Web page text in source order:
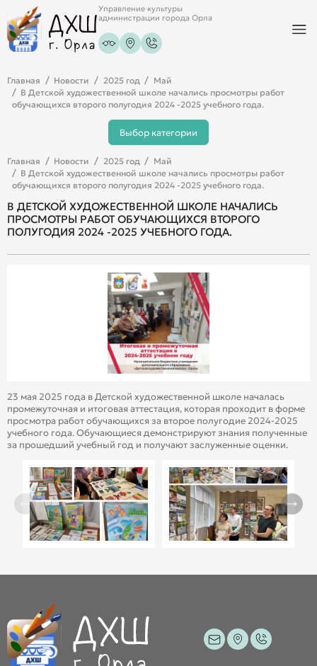
Управление культуры
администрации города Орла
Главная Новости 2025 год
Май
В Детской художественной школе начались просмотры работ
обучающихся второго полугодия 2024 -2025 учебного года.
Выбор категории
Главная Новости 2025 год
Май
В Детской художественной школе начались просмотры работ
обучающихся второго полугодия 2024 -2025 учебного года.
В ДЕТСКОЙ ХУДОЖЕСТВЕННОЙ ШКОЛЕ НАЧАЛИСЬ
ПРОСМОТРЫ РАБОТ ОБУЧАЮЩИХСЯ ВТОРОГО
ПОЛУГОДИЯ 2024 -2025 УЧЕБНОГО ГОДА.
23 мая 2025 года в Детской художественной школе началась
промежуточная и итоговая аттестация, которая проходит в форме
просмотра работ обучающихся за второе полугодие 2024-2025
учебного года. Обучающиеся демонстрируют знания полученные
за прошедший учебный год и получают заслуженные оценки.